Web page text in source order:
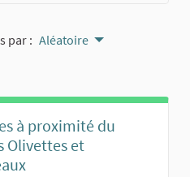
par : Aléatoire
à proximité du
Olivettes et